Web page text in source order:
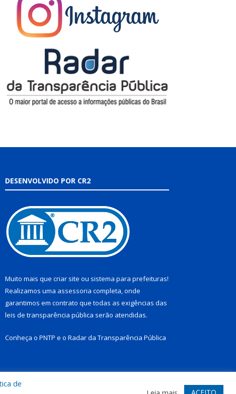
DESENVOLVIDO POR CR2
Muito mais que criar site ou sistema para prefeituras!
Realizamos uma assessoria completa, onde
garantimos em contrato que todas as exigências das
leis de transparência pública serão atendidas.
Conheça o PNTP e o Radar da Transparência Pública
Acessar Webmail
de
ACEITO